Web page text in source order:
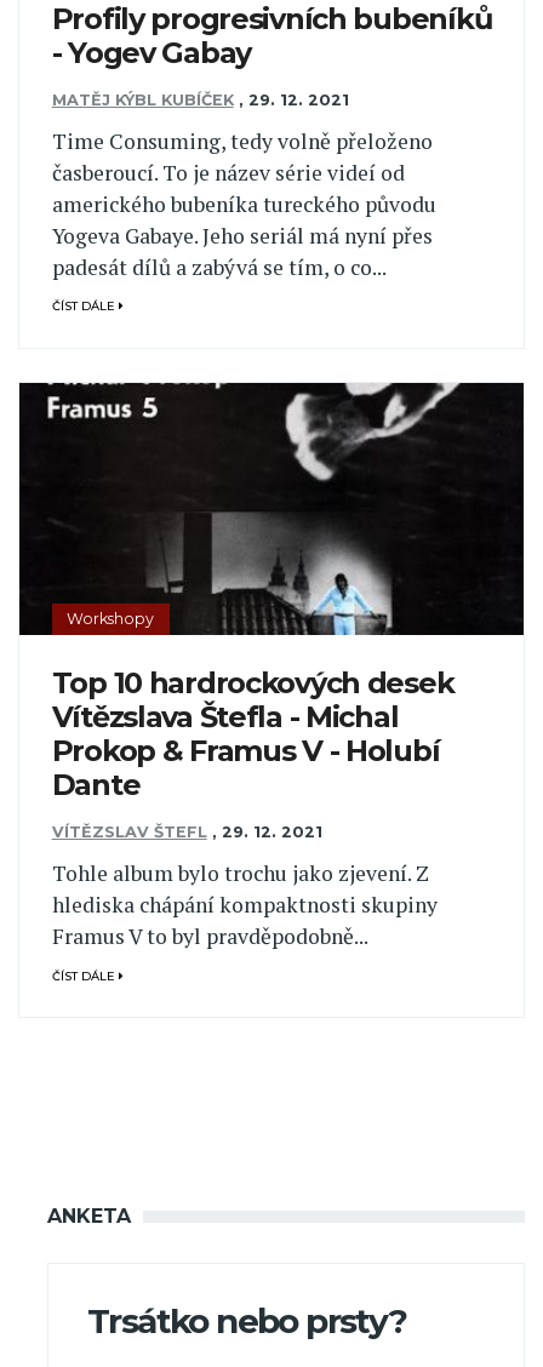
Profily progresivních bubeníků
- Yogev Gabay
MATĚJ KÝBL KUBÍČEK , 29. 12. 2021
Time Consuming, tedy volně přeloženo
časberoucí. To je název série videí od
amerického bubeníka tureckého původu
Yogeva Gabaye. Jeho seriál má nyní přes
padesát dílů a zabývá se tím, o co...
ČÍST DÁLE
Workshopy
Top 10 hardrockových desek
Vítězslava Štefla - Michal
Prokop & Framus V - Holubí
Dante
VÍTĚZSLAV ŠTEFL , 29. 12. 2021
Tohle album bylo trochu jako zjevení. Z
hlediska chápání kompaktnosti skupiny
Framus V to byl pravděpodobně...
ČÍST DÁLE
ANKETA
Trsátko nebo prsty?